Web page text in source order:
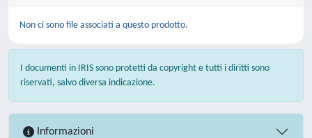
Non ci sono file associati a questo prodotto.
I documenti in IRIS sono protetti da copyright e tutti i diritti sono
riservati, salvo diversa indicazione.
Informazioni